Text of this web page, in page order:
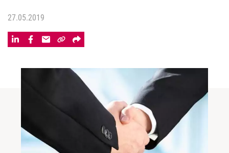
27.05.2019